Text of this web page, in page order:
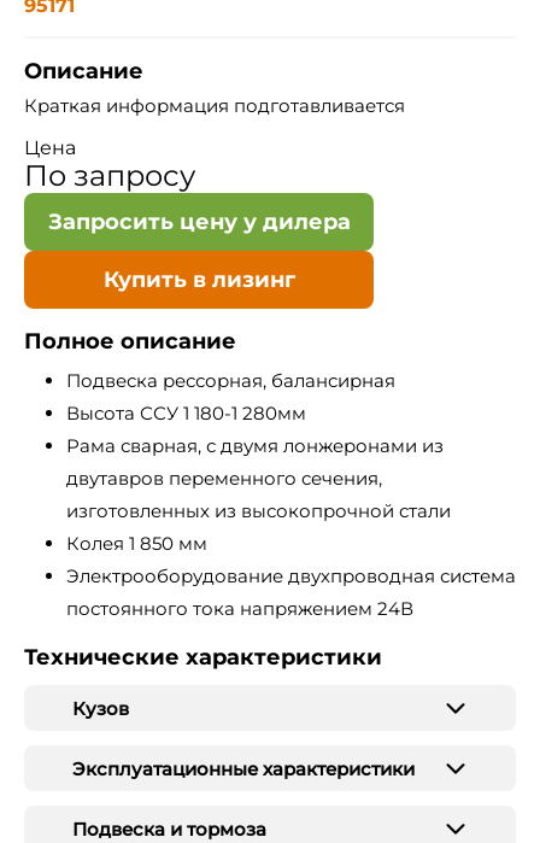
95171
Описание
Краткая информация подготавливается
Цена
По запросу
Запросить цену у дилера
Купить в лизинг
Полное описание
Подвеска рессорная, балансирная
Высота ССУ 1 180-1 280мм
Рама сварная, с двумя лонжеронами из
двутавров переменного сечения,
изготовленных из высокопрочной стали
Колея 1 850 мм
Электрооборудование двухпроводная система
постоянного тока напряжением 24В
Технические характеристики
Кузов
Эксплуатационные характеристики
Подвеска и тормоза